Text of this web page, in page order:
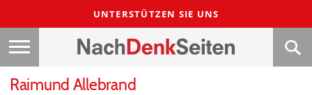
UNTERSTÜTZEN SIE UNS
Raimund Allebrand